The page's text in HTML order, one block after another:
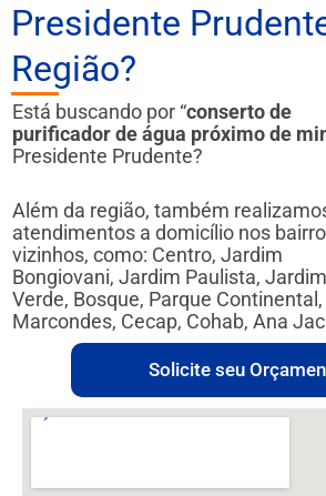
Presidente
Região?
Está buscando por “conserto de
purificador de água próximo de
Presidente Prudente?
Além da região, também
atendimentos a domicílio nos
vizinhos, como: Centro, Jardim
Bongiovani, Jardim Paulista,
Verde, Bosque, Parque Continental,
Marcondes, Cecap, Cohab, Ana
Solicite seu